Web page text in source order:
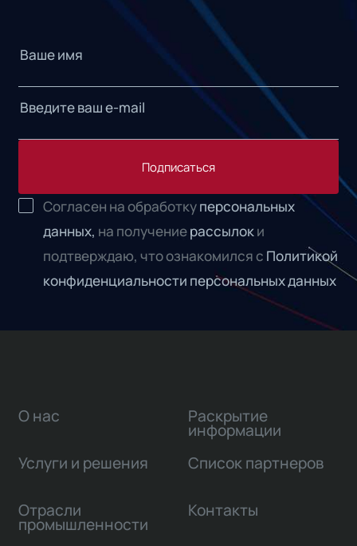
Подписаться
Согласен на обработкуперсональных
данных, на получениерассылоки
подтверждаю, что ознакомился с Политикой
конфиденциальности персональных данных
О нас
Услуги и решения
Отрасли
промышленности
Раскрытие
информации
Список партнеров
Контакты